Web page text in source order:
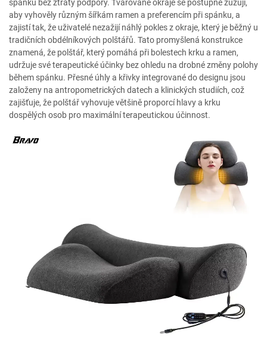
spánku bez ztráty podpory. Tvarované okraje se postupně zužují,
aby vyhověly různým šířkám ramen a preferencím při spánku, a
zajistí tak, že uživatelé nezažijí náhlý pokles z okraje, který je běžný u
tradičních obdélníkových polštářů. Tato promyšlená konstrukce
znamená, že polštář, který pomáhá při bolestech krku a ramen,
udržuje své terapeutické účinky bez ohledu na drobné změny polohy
během spánku. Přesné úhly a křivky integrované do designu jsou
založeny na antropometrických datech a klinických studiích, což
zajišťuje, že polštář vyhovuje většině proporcí hlavy a krku
dospělých osob pro maximální terapeutickou účinnost.